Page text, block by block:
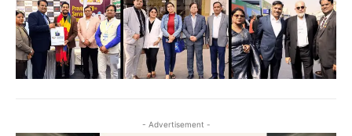
- Advertisement -